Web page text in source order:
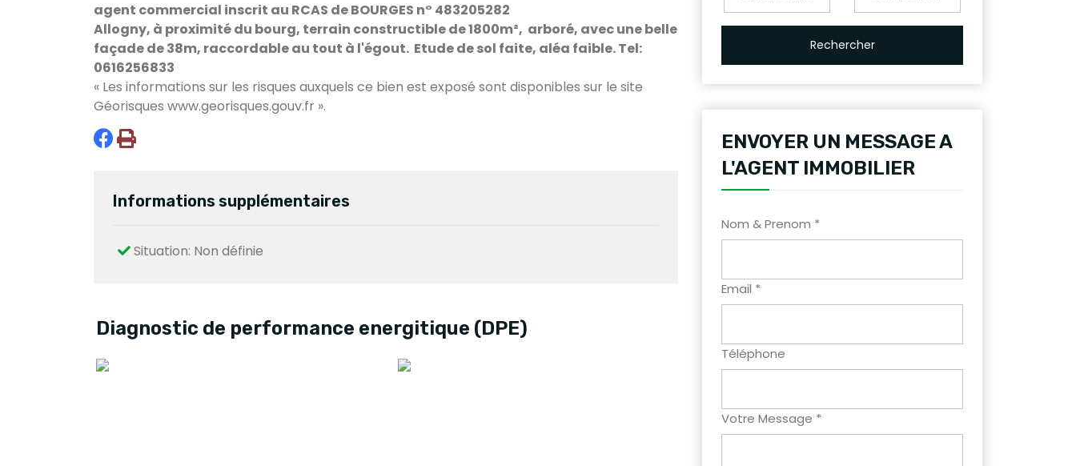
agent commercial inscrit au RCAS de BOURGES n° 483205282
Allogny, à proximité du bourg, terrain constructible de 1800m², arboré, avec une belle
façade de 38m, raccordable au tout à l'égout. Etude de sol faite, aléa faible. Tel:
0616256833
« Les informations sur les risques auxquels ce bien est exposé sont disponibles sur le site
Géorisques www.georisques.gouv.fr ».
Informations supplémentaires
Situation: Non définie
Diagnostic de performance energitique (DPE)
Rechercher
ENVOYER UN MESSAGE A
L'AGENT IMMOBILIER
Nom & Prenom *
Email *
Téléphone
Votre Message *